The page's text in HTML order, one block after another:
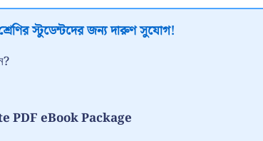
স্টুডেন্টদের জন্য দারুণ সুযোগ!
PDF eBook Package